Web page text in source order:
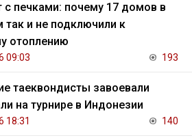
с печками: почему 17 домов в
и не подключили к
отоплению
09:03 193
таеквондисты завоевали
на турнире в Индонезии
18:31 140